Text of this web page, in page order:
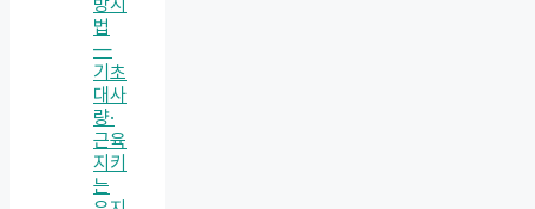
법
—
기초
대사
량·
근육
지키
는